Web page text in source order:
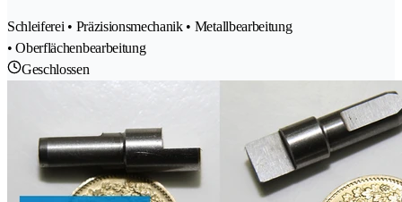
Schleiferei • Präzisionsmechanik • Metallbearbeitung
• Oberflächenbearbeitung
Geschlossen